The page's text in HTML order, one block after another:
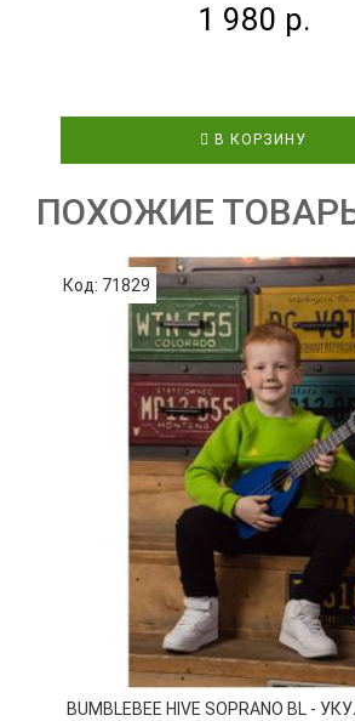
1 980 р.
В КОРЗИНУ
ПОХОЖИЕ
Код: 71829
BUMBLEBEE HIVE SOPRANO BL -